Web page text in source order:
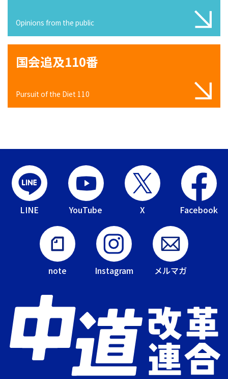
Opinions from the public
国会追及110番
Pursuit of the Diet 110
LINE YouTube X Facebook
note Instagram メルマガ